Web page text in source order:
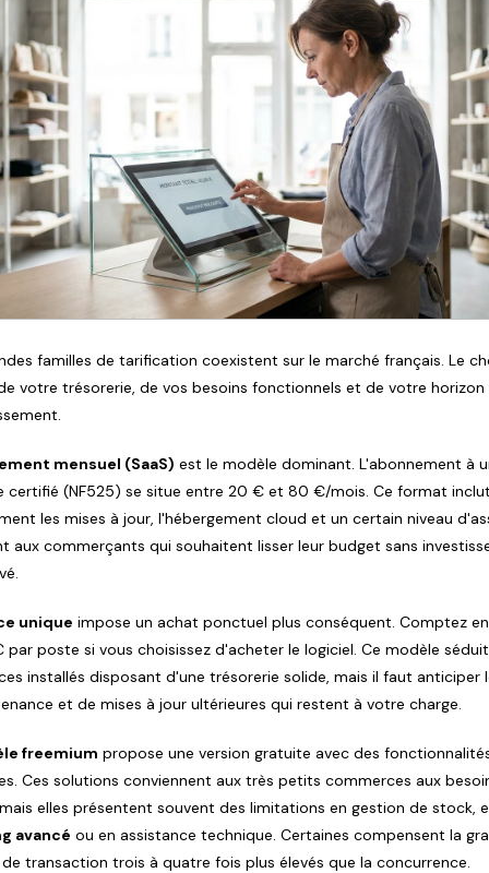
familles de tarification coexistent sur le marché français. Le
votre trésorerie, de vos besoins fonctionnels et de votre horizon
mensuel (SaaS) est le modèle dominant. L'abonnement à
certifié (NF525) se situe entre 20 € et 80 €/mois. Ce format
les mises à jour, l'hébergement cloud et un certain niveau
aux commerçants qui souhaitent lisser leur budget sans
unique impose un achat ponctuel plus conséquent. Comptez
poste si vous choisissez d'acheter le logiciel. Ce modèle
installés disposant d'une trésorerie solide, mais il faut anticiper
et de mises à jour ultérieures qui restent à votre charge.
freemium propose une version gratuite avec des
Ces solutions conviennent aux très petits commerces aux
elles présentent souvent des limitations en gestion de stock,
avancé ou en assistance technique. Certaines compensent la
transaction trois à quatre fois plus élevés que la concurrence.